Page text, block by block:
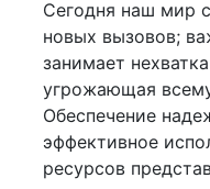
Сегодня наш мир
новых вызовов;
занимает
угрожающая
Обеспечение
эффективное
ресурсов